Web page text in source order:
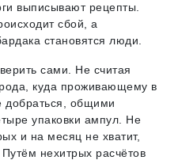
выписывают рецепты.
сбой, а
становятся люди.
сами. Не считая
куда проживающему в
добраться, общими
упаковки ампул. Не
и на месяц не хватит,
нехитрых расчётов